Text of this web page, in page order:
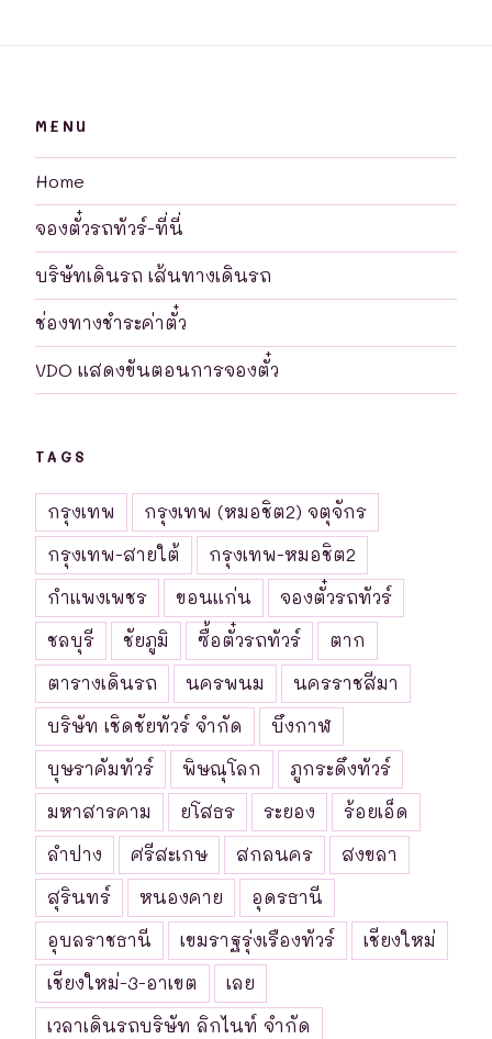
MENU
Home
จองตั๋วรถทัวร์-ที่นี่
บริษัทเดินรถ เส้นทางเดินรถ
ช่องทางชำระค่าตั๋ว
VDO แสดงขันตอนการจองตั๋ว
TAGS
กรุงเทพ
กรุงเทพ (หมอชิต2) จตุจักร
กรุงเทพ-สายใต้
กรุงเทพ-หมอชิต2
กำแพงเพชร
ขอนแก่น
จองตั๋วรถทัวร์
ชลบุรี
ชัยภูมิ ซื้อตั๋วรถทัวร์
ตาก
ตารางเดินรถ
นครพนม
นครราชสีมา
บริษัท เชิดชัยทัวร์ จำกัด
บึงกาฬ
บุษราคัมทัวร์
พิษณุโลก
ภูกระดึงทัวร์
มหาสารคาม
ยโสธร ระยอง
ร้อยเอ็ด
ลำปาง
ศรีสะเกษ สกลนคร
สงขลา
สุรินทร์
หนองคาย
อุดรธานี
อุบลราชธานี
เขมราฐรุ่งเรืองทัวร์
เชียงใหม่
เชียงใหม่-3-อาเขต
เลย
เวลาเดินรถบริษัท ลิกไนท์ จำกัด